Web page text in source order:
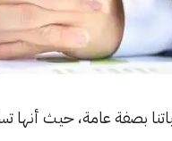
بصفة عامة، حيث